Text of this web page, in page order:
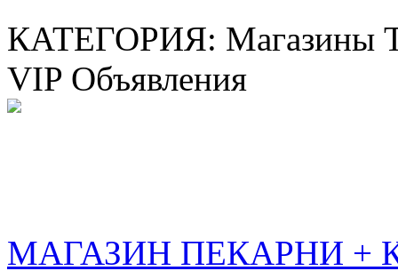
КАТЕГОРИЯ: Магазины
VIP Объявления
МАГАЗИН ПЕКАРНИ +